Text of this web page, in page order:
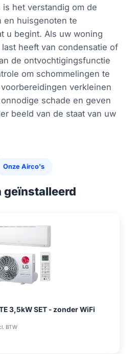
het verstandig om de
en huisgenoten te
u begint. Als uw woning
heeft van condensatie of
de ontvochtigingsfunctie
om schommelingen te
verkleinen
schade en geven
beeld van de staat van uw
Onze Airco's
geïnstalleerd
3,5kW SET - zonder WiFi
BTW